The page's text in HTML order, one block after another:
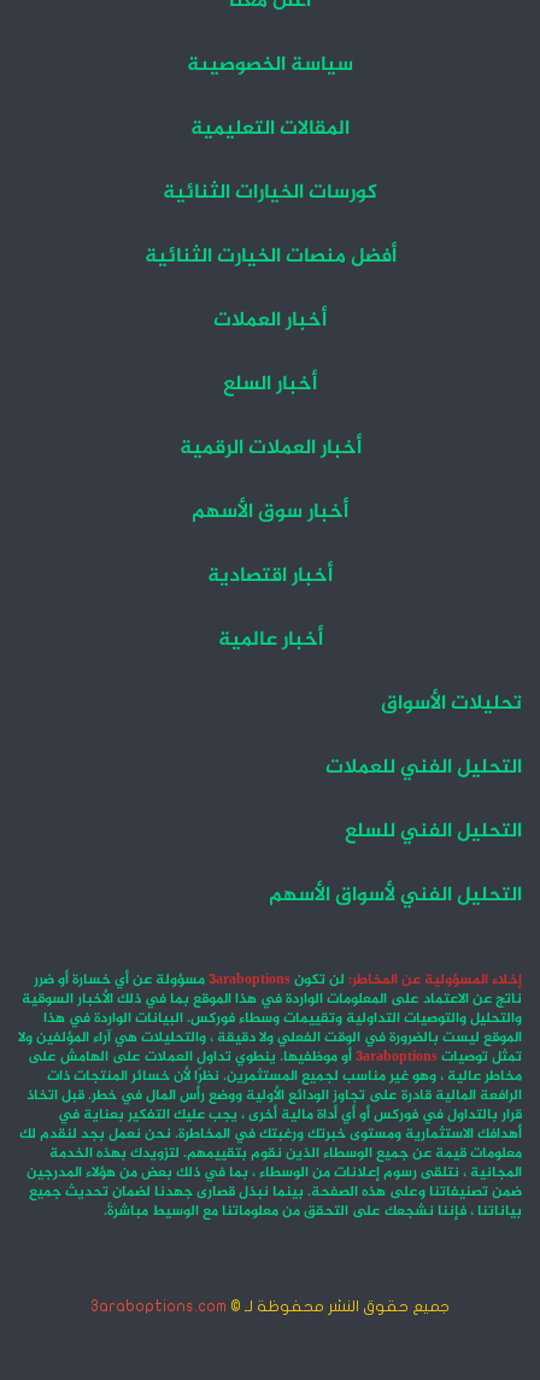
سياسة الخصوصيىة
المقالات التعليمية
كورسات الخيارات الثنائية
أفضل منصات الخيارت الثنائية
أخبار العملات
أخبار السلع
أخبار العملات الرقمية
أخبار سوق الأسهم
أخبار اقتصادية
أخبار عالمية
تحليلات الأسواق
التحليل الفني للعملات
التحليل الفني للسلع
التحليل الفني لأسواق الأسهم
إخلاء المسؤولية عن المخاطر: لن تكون3araboptionsمسؤولة عن أي خسارة أو ضرر
ناتج عن الاعتماد على المعلومات الواردة في هذا الموقع بما في ذلك الأخبار السوقية
والتحليل والتوصيات التداولية وتقييمات وسطاء فوركس. البيانات الواردة في هذا
الموقع ليست بالضرورة في الوقت الفعلي ولا دقيقة ، والتحليلات هي آراء المؤلفين ولا
تمثل توصيات3araboptionsأو موظفيها. ينطوي تداول العملات على الهامش على
مخاطر عالية ، وهو غير مناسب لجميع المستثمرين. نظرًا لأن خسائر المنتجات ذات
الرافعة المالية قادرة على تجاوز الودائع الأولية ووضع رأس المال في خطر. قبل اتخاذ
قرار بالتداول في فوركس أو أي أداة مالية أخرى ، يجب عليك التفكير بعناية في
أهدافك الاستثمارية ومستوى خبرتك ورغبتك في المخاطرة. نحن نعمل بجد لنقدم لك
معلومات قيمة عن جميع الوسطاء الذين نقوم بتقييمهم. لتزويدك بهذه الخدمة
المجانية ، نتلقى رسوم إعلانات من الوسطاء ، بما في ذلك بعض من هؤلاء المدرجين
ضمن تصنيفاتنا وعلى هذه الصفحة. بينما نبذل قصارى جهدنا لضمان تحديث جميع
بياناتنا ، فإننا نشجعك على التحقق من معلوماتنا مع الوسيط مباشرةً.
جميع حقوق النشر محفوظة لـ © 3araboptions.com